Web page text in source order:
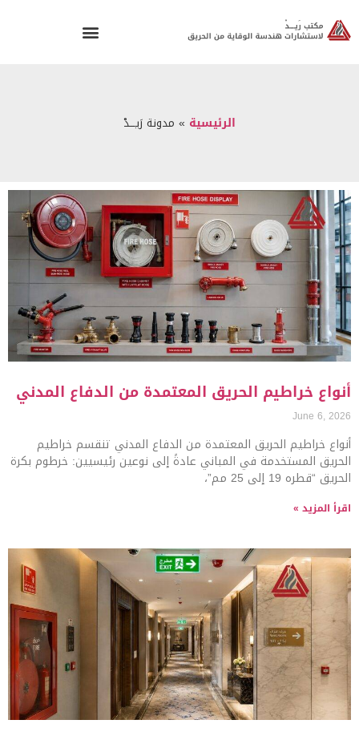
الرئيسية » مدونة رَيـــدْ
أنواع خراطيم الحريق المعتمدة من الدفاع المدني
June 6, 2026
أنواع خراطيم الحريق المعتمدة من الدفاع المدني تنقسم خراطيم
الحريق المستخدمة في المباني عادةً إلى نوعين رئيسيين: خرطوم بكرة
الحريق “قطره 19 إلى 25 مم”،
اقرأ المزيد »